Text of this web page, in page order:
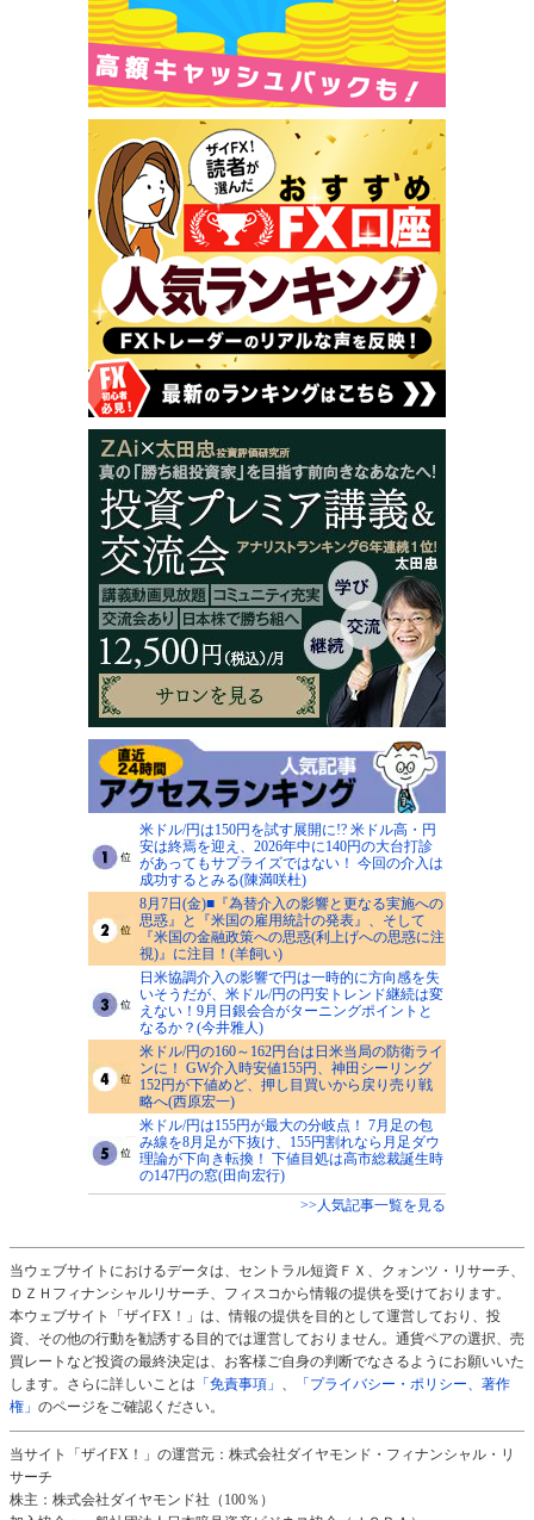
米ドル/円は150円を試す展開に!? 米ドル高・円
安は終焉を迎え、2026年中に140円の大台打診
があってもサプライズではない！ 今回の介入は
成功するとみる(陳満咲杜)
8月7日(金)■『為替介入の影響と更なる実施への
思惑』と『米国の雇用統計の発表』、そして
『米国の金融政策への思惑(利上げへの思惑に注
視)』に注目！(羊飼い)
日米協調介入の影響で円は一時的に方向感を失
いそうだが、米ドル/円の円安トレンド継続は変
えない！9月日銀会合がターニングポイントと
なるか？(今井雅人)
米ドル/円の160～162円台は日米当局の防衛ライ
ンに！ GW介入時安値155円、神田シーリング
152円が下値めど、押し目買いから戻り売り戦
略へ(西原宏一)
米ドル/円は155円が最大の分岐点！ 7月足の包
み線を8月足が下抜け、155円割れなら月足ダウ
理論が下向き転換！ 下値目処は高市総裁誕生時
の147円の窓(田向宏行)
>>人気記事一覧を見る
当ウェブサイトにおけるデータは、セントラル短資ＦＸ、クォンツ・リサーチ、
ＤＺＨフィナンシャルリサーチ、フィスコから情報の提供を受けております。
本ウェブサイト「ザイFX！」は、情報の提供を目的として運営しており、投
資、その他の行動を勧誘する目的では運営しておりません。通貨ペアの選択、売
買レートなど投資の最終決定は、お客様ご自身の判断でなさるようにお願いいた
します。さらに詳しいことは 「免責事項」
「プライバシー・ポリシー、著作
権」 のページをご確認ください。
当サイト「ザイFX！」の運営元：株式会社ダイヤモンド・フィナンシャル・リ
サーチ
株主：株式会社ダイヤモンド社（100％）